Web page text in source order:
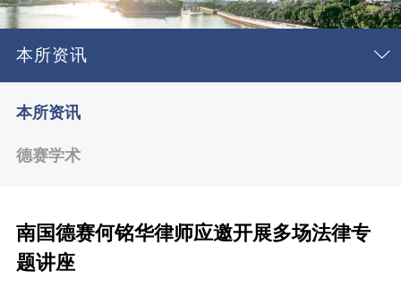
本所资讯
本所资讯
德赛学术
南国德赛何铭华律师应邀开展多场法律专
题讲座